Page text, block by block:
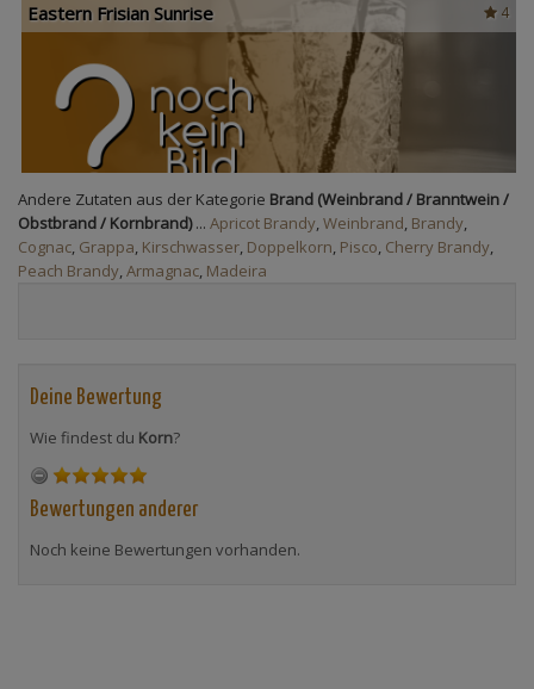
4
Eastern Frisian Sunrise
Andere Zutaten aus der Kategorie Brand (Weinbrand / Branntwein /
Obstbrand / Kornbrand)... Apricot Brandy,Weinbrand, Brandy,
Cognac, Grappa, Kirschwasser, Doppelkorn, Pisco, Cherry Brandy,
Peach Brandy,Armagnac, Madeira
Deine Bewertung
Wie findest du Korn?
Bewertungen anderer
Noch keine Bewertungen vorhanden.